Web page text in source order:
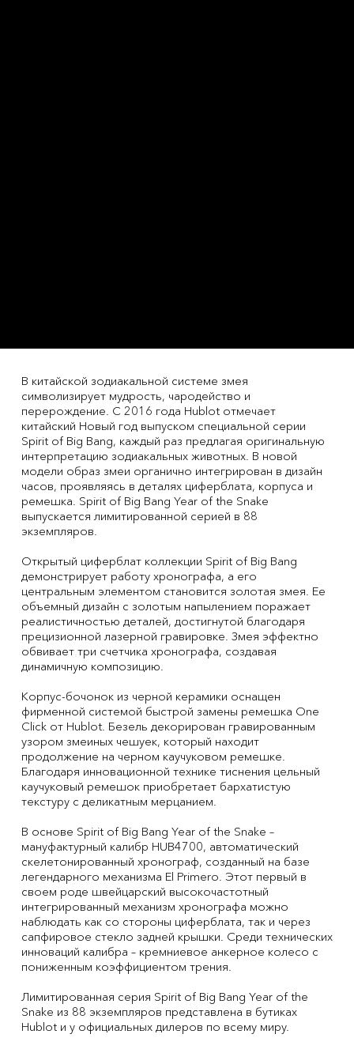
В китайской зодиакальной системе змея
символизирует мудрость, чародейство и
перерождение. С 2016 года Hublot отмечает
китайский Новый год выпуском специальной серии
Spirit of Big Bang, каждый раз предлагая оригинальную
интерпретацию зодиакальных животных. В новой
модели образ змеи органично интегрирован в дизайн
часов, проявляясь в деталях циферблата, корпуса и
ремешка. Spirit of Big Bang Year of the Snake
выпускается лимитированной серией в 88
экземпляров.
Открытый циферблат коллекции Spirit of Big Bang
демонстрирует работу хронографа, а его
центральным элементом становится золотая змея. Ее
объемный дизайн с золотым напылением поражает
реалистичностью деталей, достигнутой благодаря
прецизионной лазерной гравировке. Змея эффектно
обвивает три счетчика хронографа, создавая
динамичную композицию.
Корпус-бочонок из черной керамики оснащен
фирменной системой быстрой замены ремешка One
Click от Hublot. Безель декорирован гравированным
узором змеиных чешуек, который находит
продолжение на черном каучуковом ремешке.
Благодаря инновационной технике тиснения цельный
каучуковый ремешок приобретает бархатистую
текстуру с деликатным мерцанием.
В основе Spirit of Big Bang Year of the Snake –
мануфактурный калибр HUB4700, автоматический
скелетонированный хронограф, созданный на базе
легендарного механизма El Primero. Этот первый в
своем роде швейцарский высокочастотный
интегрированный механизм хронографа можно
наблюдать как со стороны циферблата, так и через
сапфировое стекло задней крышки. Среди технических
инноваций калибра – кремниевое анкерное колесо с
пониженным коэффициентом трения.
Лимитированная серия Spirit of Big Bang Year of the
Snake из 88 экземпляров представлена в бутиках
Hublot и у официальных дилеров по всему миру.